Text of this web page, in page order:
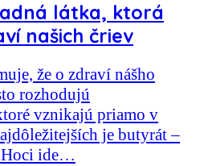
látka, ktorá
našich čriev
že o zdraví nášho
rozhodujú
vznikajú priamo v
je butyrát –
ide…